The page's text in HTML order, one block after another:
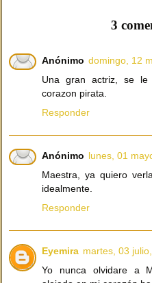
3
Anónimo domingo, 12
Una gran actriz, se le
corazon pirata.
Responder
Anónimo lunes, 01
Maestra, ya quiero
idealmente.
Responder
Eyemira martes, 03
Yo nunca olvidare a